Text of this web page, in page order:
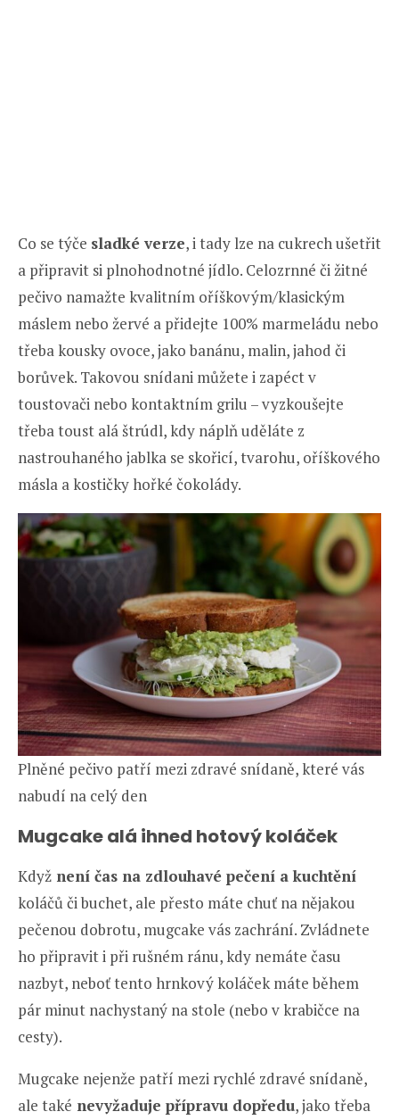
Co se týče sladké verze, i tady lze na cukrech ušetřit
a připravit si plnohodnotné jídlo. Celozrnné či žitné
pečivo namažte kvalitním oříškovým/klasickým
máslem nebo žervé a přidejte 100% marmeládu nebo
třeba kousky ovoce, jako banánu, malin, jahod či
borůvek. Takovou snídani můžete i zapéct v
toustovači nebo kontaktním grilu – vyzkoušejte
třeba toust alá štrúdl, kdy náplň uděláte z
nastrouhaného jablka se skořicí, tvarohu, oříškového
másla a kostičky hořké čokolády.
Plněné pečivo patří mezi zdravé snídaně, které vás
nabudí na celý den
Mugcake alá ihned hotový koláček
Když není čas na zdlouhavé pečení a kuchtění
koláčů či buchet, ale přesto máte chuť na nějakou
pečenou dobrotu, mugcake vás zachrání. Zvládnete
ho připravit i při rušném ránu, kdy nemáte času
nazbyt, neboť tento hrnkový koláček máte během
pár minut nachystaný na stole (nebo v krabičce na
cesty).
Mugcake nejenže patří mezi rychlé zdravé snídaně,
ale také nevyžaduje přípravu dopředu, jako třeba